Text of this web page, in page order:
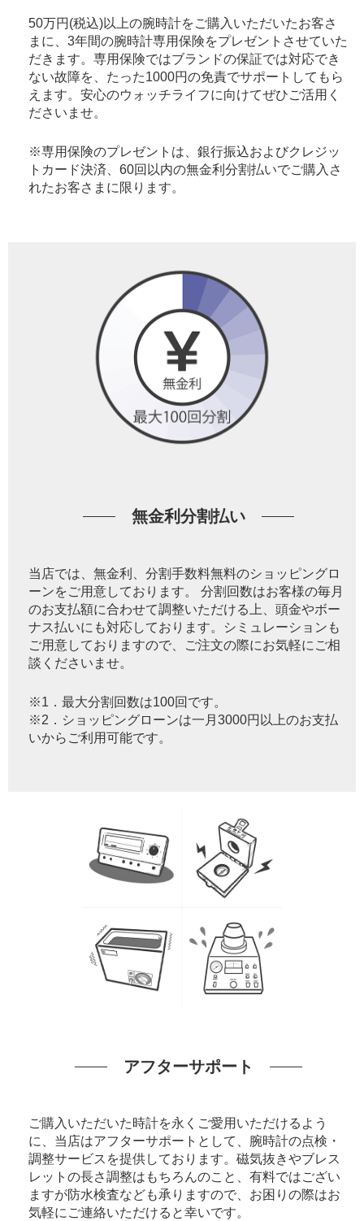
50万円(税込)以上の腕時計をご購入いただいたお客さ
まに、3年間の腕時計専用保険をプレゼントさせていた
だきます。専用保険ではブランドの保証では対応でき
ない故障を、たった1000円の免責でサポートしてもら
えます。安心のウォッチライフに向けてぜひご活用く
ださいませ。
※専用保険のプレゼントは、銀行振込およびクレジッ
トカード決済、60回以内の無金利分割払いでご購入さ
れたお客さまに限ります。
無金利分割払い
当店では、無金利、分割手数料無料のショッピングロ
ーンをご用意しております。 分割回数はお客様の毎月
のお支払額に合わせて調整いただける上、頭金やボー
ナス払いにも対応しております。シミュレーションも
ご用意しておりますので、ご注文の際にお気軽にご相
談くださいませ。
※1．最大分割回数は100回です。
※2．ショッピングローンは一月3000円以上のお支払
いからご利用可能です。
アフターサポート
ご購入いただいた時計を永くご愛用いただけるよう
に、当店はアフターサポートとして、腕時計の点検・
調整サービスを提供しております。磁気抜きやブレス
レットの長さ調整はもちろんのこと、有料ではござい
ますが防水検査なども承りますので、お困りの際はお
気軽にご連絡いただけると幸いです。